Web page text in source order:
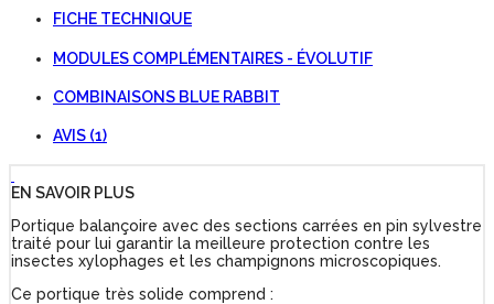
FICHE TECHNIQUE
MODULES COMPLÉMENTAIRES - ÉVOLUTIF
COMBINAISONS BLUE RABBIT
AVIS (1)
EN SAVOIR PLUS
Portique balançoire avec des sections carrées en pin sylvestre
traité pour lui garantir la meilleure protection contre les
insectes xylophages et les champignons microscopiques.
Ce portique très solide comprend :